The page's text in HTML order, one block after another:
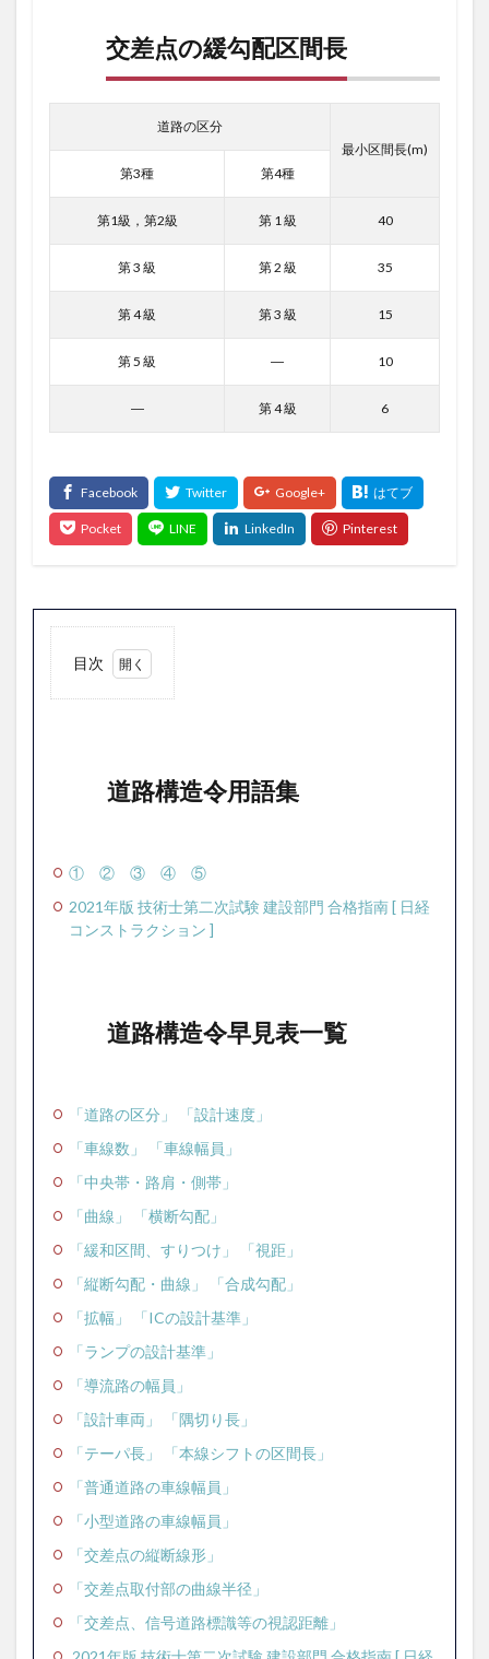
交差点の緩勾配区間長
道路の区分
最小区間長(m)
第3種
第4種
第1級，第2級 第 1 級 40
第 3 級 第 2 級 35
第 4 級 第 3 級 15
第 5 級 ― 10
― 第 4 級 6
目次
令早
見表
一覧
道路構造令用語集
① ② ③ ④
⑤
2021年版 技術士第二次試験 建設部門 合格指南 [ 日経
コンストラクション ]
道路構造令早見表一覧
「道路の区分」
「設計速度」
「車線数」
「車線幅員」
「中央帯・路肩・側帯」
「曲線」
「横断勾配」
「緩和区間、すりつけ」
「視距」
「縦断勾配・曲線」
「合成勾配」
「拡幅」
「ICの設計基準」
「ランプの設計基準」
「導流路の幅員」
「設計車両」
「隅切り長」
「テーパ長」
「本線シフトの区間長」
「普通道路の車線幅員」
「小型道路の車線幅員」
「交差点の縦断線形」
「交差点取付部の曲線半径」
「交差点、信号道路標識等の視認距離」